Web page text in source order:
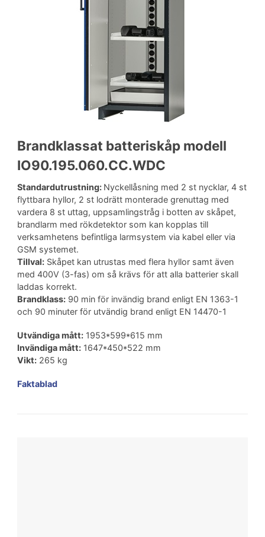
Brandklassat batteriskåp modell
IO90.195.060.CC.WDC
Standardutrustning: Nyckellåsning med 2 st nycklar, 4 st
flyttbara hyllor, 2 st lodrätt monterade grenuttag med
vardera 8 st uttag, uppsamlingstråg i botten av skåpet,
brandlarm med rökdetektor som kan kopplas till
verksamhetens befintliga larmsystem via kabel eller via
GSM systemet.
Tillval:Skåpet kan utrustas med flera hyllor samt även
med 400V (3-fas) om så krävs för att alla batterier skall
laddas korrekt.
Brandklass:90 min för invändig brand enligt EN 1363-1
och 90 minuter för utvändig brand enligt EN 14470-1
Utvändiga mått:1953*599*615 mm
Invändiga mått:1647*450*522 mm
Vikt:265 kg
Faktablad